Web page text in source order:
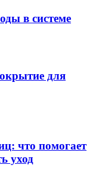
в системе
для
что помогает
уход